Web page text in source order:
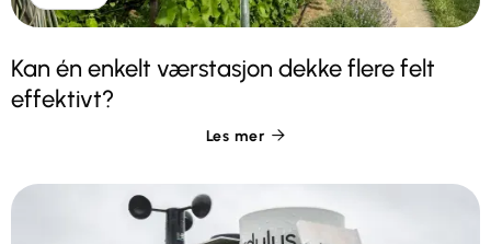
Kan én enkelt værstasjon dekke flere felt
effektivt?
Les mer 